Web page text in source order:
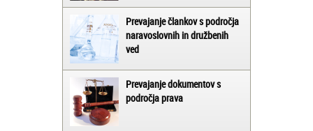
Prevajanje člankov s področja
naravoslovnih in družbenih
ved
Prevajanje dokumentov s
področja prava